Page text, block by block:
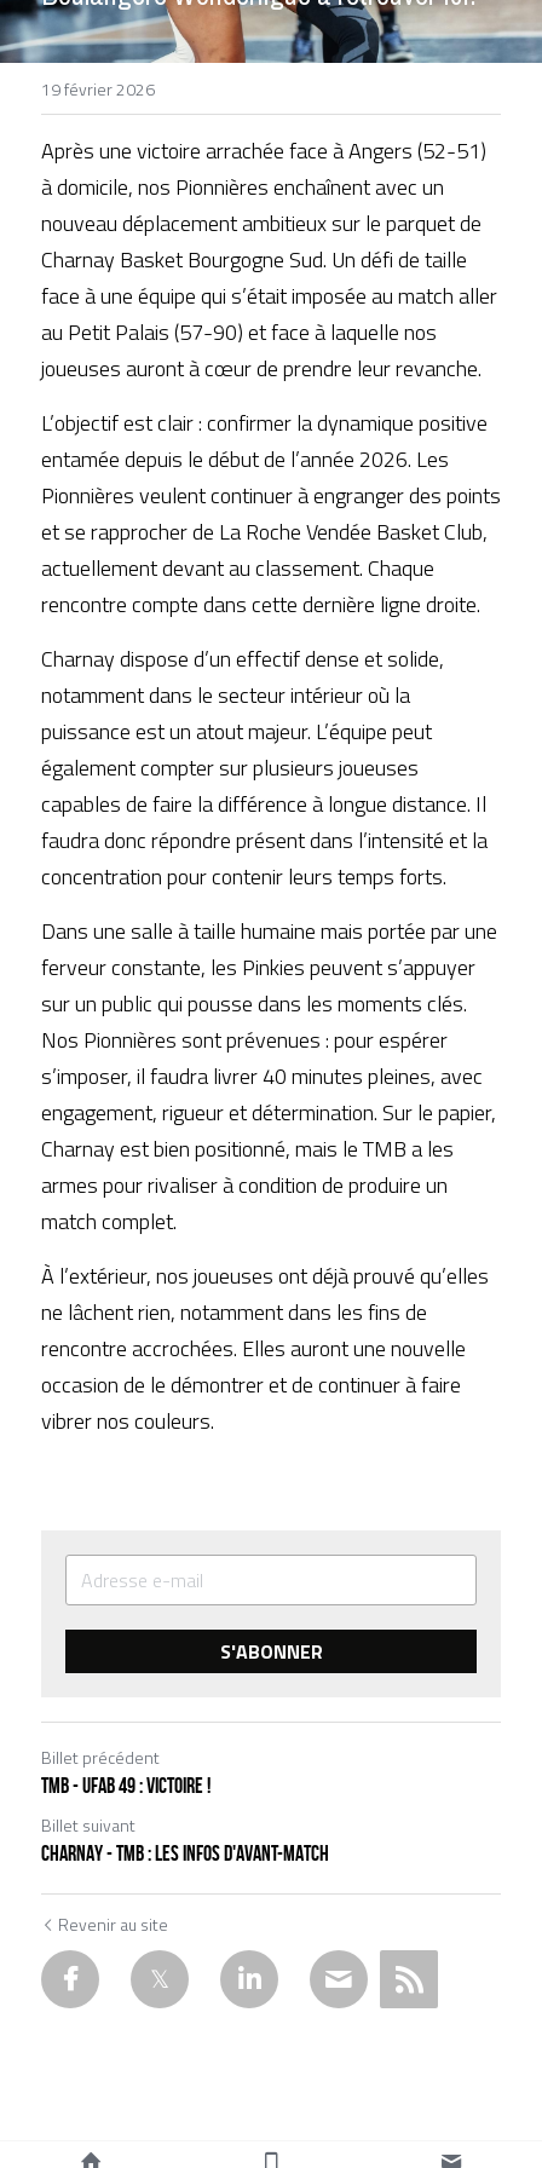
DEVENIR BÉNÉVOLE
19 février 2026
Après une victoire arrachée face à Angers (52-51)
à domicile, nos Pionnières enchaînent avec un
nouveau déplacement ambitieux sur le parquet de
Charnay Basket Bourgogne Sud. Un défi de taille
face à une équipe qui s’était imposée au match aller
au Petit Palais (57-90) et face à laquelle nos
joueuses auront à cœur de prendre leur revanche.
L’objectif est clair : confirmer la dynamique positive
entamée depuis le début de l’année 2026. Les
Pionnières veulent continuer à engranger des points
et se rapprocher de La Roche Vendée Basket Club,
actuellement devant au classement. Chaque
rencontre compte dans cette dernière ligne droite.
Charnay dispose d’un effectif dense et solide,
notamment dans le secteur intérieur où la
puissance est un atout majeur. L’équipe peut
également compter sur plusieurs joueuses
capables de faire la différence à longue distance. Il
faudra donc répondre présent dans l’intensité et la
concentration pour contenir leurs temps forts.
Dans une salle à taille humaine mais portée par une
ferveur constante, les Pinkies peuvent s’appuyer
sur un public qui pousse dans les moments clés.
Nos Pionnières sont prévenues : pour espérer
s’imposer, il faudra livrer 40 minutes pleines, avec
engagement, rigueur et détermination. Sur le papier,
Charnay est bien positionné, mais le TMB a les
armes pour rivaliser à condition de produire un
match complet.
À l’extérieur, nos joueuses ont déjà prouvé qu’elles
ne lâchent rien, notamment dans les fins de
rencontre accrochées. Elles auront une nouvelle
occasion de le démontrer et de continuer à faire
vibrer nos couleurs.
S'ABONNER
Billet précédent
TMB - UFAB 49 : VICTOIRE !
Billet suivant
CHARNAY - TMB : LES INFOS D'AVANT-MATCH
Revenir au site